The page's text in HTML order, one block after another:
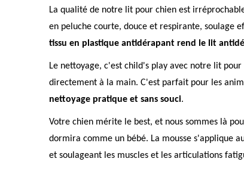
La qualité de notre lit pour chien est
en peluche courte, douce et respirante, soulage
tissu en plastique antidérapant rend le lit
Le nettoyage, c'est child's play avec notre lit
directement à la main. C'est parfait pour les
nettoyage pratique et sans souci.
Votre chien mérite le best, et nous sommes là
dormira comme un bébé. La mousse s'applique
et soulageant les muscles et les articulations